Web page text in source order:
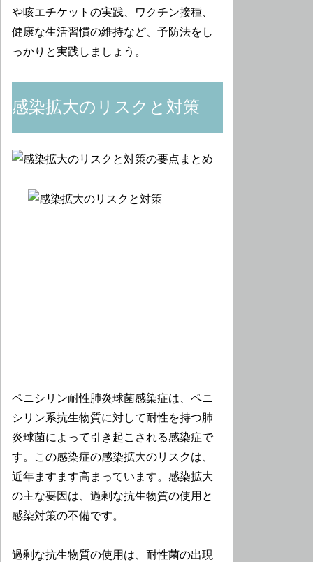
や咳エチケットの実践、ワクチン接種、
健康な生活習慣の維持など、予防法をし
っかりと実践しましょう。
感染拡大のリスクと対策
ペニシリン耐性肺炎球菌感染症は、ペニ
シリン系抗生物質に対して耐性を持つ肺
炎球菌によって引き起こされる感染症で
す。この感染症の感染拡大のリスクは、
近年ますます高まっています。感染拡大
の主な要因は、過剰な抗生物質の使用と
感染対策の不備です。
過剰な抗生物質の使用は、耐性菌の出現